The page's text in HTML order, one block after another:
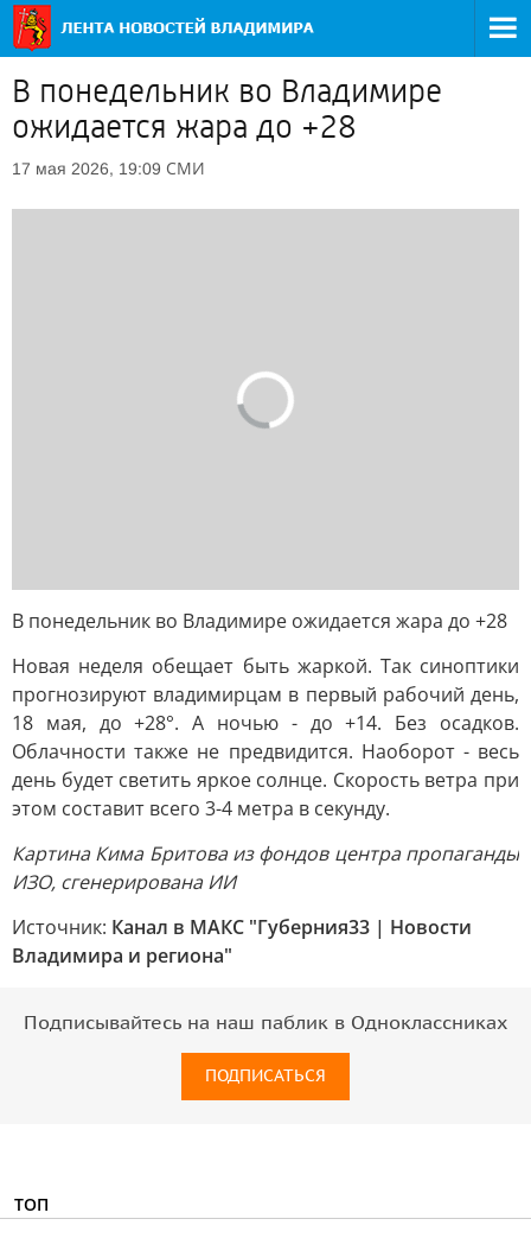
В понедельник во Владимире
ожидается жара до +28
17 мая 2026, 19:09 СМИ
В понедельник во Владимире ожидается жара до +28
Новая неделя обещает быть жаркой. Так синоптики
прогнозируют владимирцам в первый рабочий день,
18 мая, до +28°. А ночью - до +14. Без осадков.
Облачности также не предвидится. Наоборот - весь
день будет светить яркое солнце. Скорость ветра при
этом составит всего 3-4 метра в секунду.
Картина Кима Бритова из фондов центра пропаганды
ИЗО, сгенерирована ИИ
Источник: Канал в МАКС "Губерния33 | Новости
Владимира и региона"
Подписывайтесь на наш паблик в Одноклассниках
ПОДПИСАТЬСЯ
ТОП